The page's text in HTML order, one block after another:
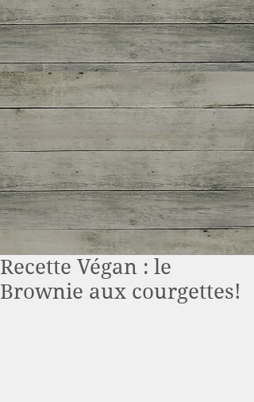
Recette Végan : le
Brownie aux courgettes!